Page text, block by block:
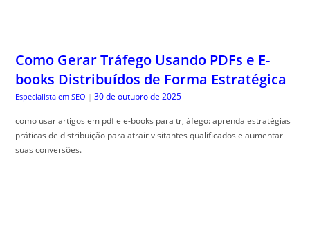
Como Gerar Tráfego Usando PDFs e E-
books Distribuídos de Forma Estratégica
Especialista em SEO | 30 de outubro de 2025
como usar artigos em pdf e e-books para tr, áfego: aprenda estratégias
práticas de distribuição para atrair visitantes qualificados e aumentar
suas conversões.